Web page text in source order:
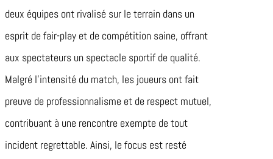
deux équipes ont rivalisé sur le terrain dans un
esprit de fair-play et de compétition saine, offrant
aux spectateurs un spectacle sportif de qualité.
Malgré l’intensité du match, les joueurs ont fait
preuve de professionnalisme et de respect mutuel,
contribuant à une rencontre exempte de tout
incident regrettable. Ainsi, le focus est resté